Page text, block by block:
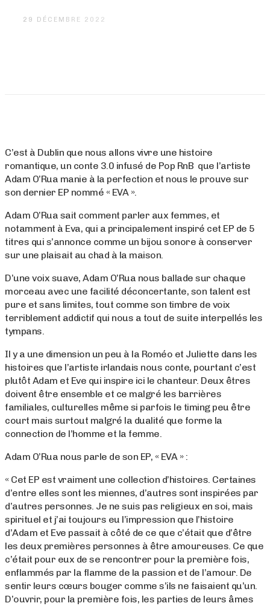
29 DÉCEMBRE 2022
C’est à Dublin que nous allons vivre une histoire
romantique, un conte 3.0 infusé de Pop RnB que l’artiste
Adam O’Rua manie à la perfection et nous le prouve sur
son dernier EP nommé « EVA ».
Adam O’Rua sait comment parler aux femmes, et
notamment à Eva, qui a principalement inspiré cet EP de 5
titres qui s’annonce comme un bijou sonore à conserver
sur une plaisait au chad à la maison.
D’une voix suave, Adam O’Rua nous ballade sur chaque
morceau avec une facilité déconcertante, son talent est
pure et sans limites, tout comme son timbre de voix
terriblement addictif qui nous a tout de suite interpellés les
tympans.
Il y a une dimension un peu à la Roméo et Juliette dans les
histoires que l’artiste irlandais nous conte, pourtant c’est
plutôt Adam et Eve qui inspire ici le chanteur. Deux êtres
doivent être ensemble et ce malgré les barrières
familiales, culturelles même si parfois le timing peu être
court mais surtout malgré la dualité que forme la
connection de l’homme et la femme.
Adam O’Rua nous parle de son EP, « EVA » :
« Cet EP est vraiment une collection d’histoires. Certaines
d’entre elles sont les miennes, d’autres sont inspirées par
d’autres personnes. Je ne suis pas religieux en soi, mais
spirituel et j’ai toujours eu l’impression que l’histoire
d’Adam et Eve passait à côté de ce que c’était que d’être
les deux premières personnes à être amoureuses. Ce que
c’était pour eux de se rencontrer pour la première fois,
enflammés par la flamme de la passion et de l’amour. De
sentir leurs cœurs bouger comme s’ils ne faisaient qu’un.
D’ouvrir, pour la première fois, les parties de leurs âmes